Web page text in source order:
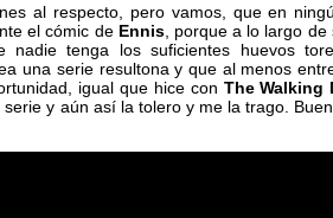
al respecto, pero vamos, que en
el cómic de Ennis, porque a lo largo de
tenga los suficientes huevos
una serie resultona y que al menos
igual que hice con The Walking
y aún así la tolero y me la trago.